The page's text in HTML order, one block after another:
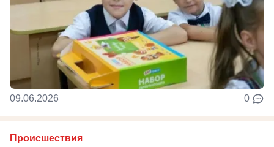
09.06.2026 0
Происшествия